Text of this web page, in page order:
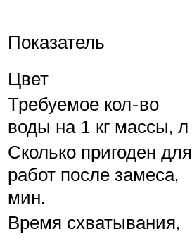
Показатель
Цвет
Требуемое кол-во
воды на 1 кг массы, л
Сколько пригоден для
работ после замеса,
мин.
Время схватывания,